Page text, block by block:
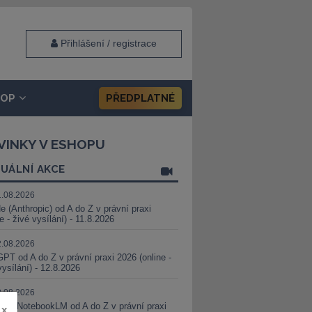
Přihlášení / registrace
PŘEDPLATNÉ
V ESHOPU
AKCE
(Anthropic) od A do Z v právní praxi
- živé vysílání) - 11.8.2026
od A do Z v právní praxi 2026 (online -
- 12.8.2026
a NotebookLM od A do Z v právní praxi